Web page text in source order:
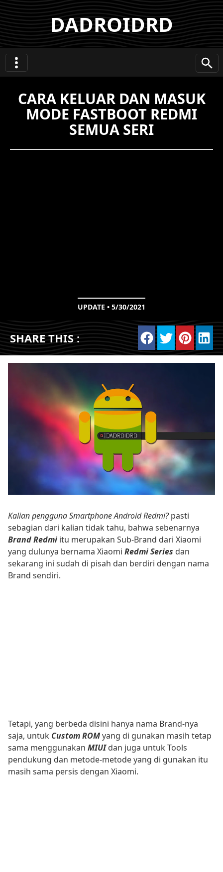
DADROIDRD
CARA KELUAR DAN MASUK
MODE FASTBOOT REDMI
SEMUA SERI
UPDATE • 5/30/2021
SHARE THIS :
Kalian pengguna Smartphone Android Redmi?pasti
sebagian dari kalian tidak tahu, bahwa sebenarnya
Brand Redmi itu merupakan Sub-Brand dari Xiaomi
yang dulunya bernama Xiaomi Redmi Series dan
sekarang ini sudah di pisah dan berdiri dengan nama
Brand sendiri.
Tetapi, yang berbeda disini hanya nama Brand-nya
saja, untuk Custom ROMyang di gunakan masih tetap
sama menggunakan MIUIdan juga untuk Tools
pendukung dan metode-metode yang di gunakan itu
masih sama persis dengan Xiaomi.